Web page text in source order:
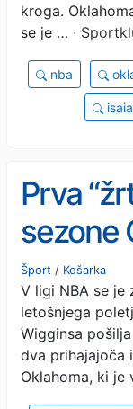
kroga.
se je … ·
nba
Prva
sezone
Šport / Košarka
V ligi NBA se je
letošnjega
Wigginsa
dva prihajajoča
Oklahoma, ki je